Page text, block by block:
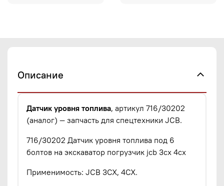
Описание
Датчик уровня топлива, артикул 716/30202
(аналог) — запчасть для спецтехники JCB.
716/30202 Датчик уровня топлива под 6
болтов на экскаватор погрузчик jcb 3cx 4cx
Применимость: JCB 3CX, 4CX.